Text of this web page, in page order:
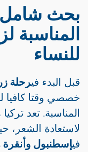
بحث شامل
المناسبة
للنساء
قبل البدء فيرحلة
خصصي وقتا كافيا
المناسبة. تعد
لاستعادة الشعر،
فيإسطنبول وأنقرة